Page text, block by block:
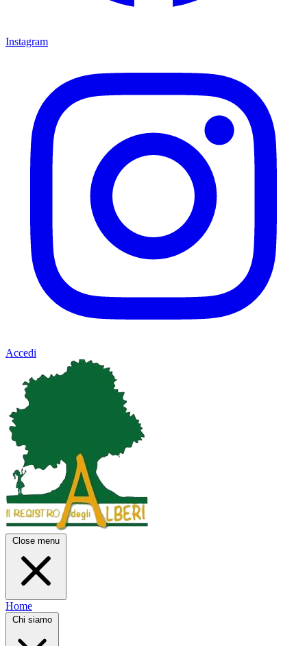
Instagram
Accedi
Close menu
Home
Chi siamo